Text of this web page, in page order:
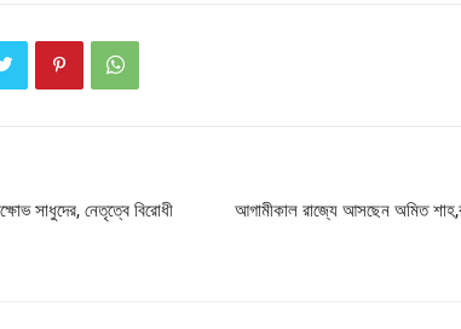
সাধুদের, নেতৃত্বে বিরোধী
আগামীকাল রাজ্যে আসছেন অমিত